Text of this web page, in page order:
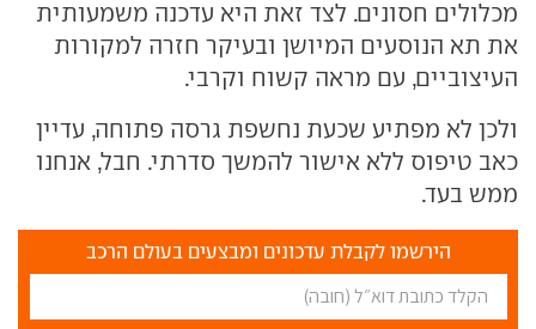
מכלולים חסונים. לצד זאת היא עדכנה משמעותית
את תא הנוסעים המיושן ובעיקר חזרה למקורות
העיצוביים, עם מראה קשוח וקרבי.
ולכן לא מפתיע שכעת נחשפת גרסה פתוחה, עדיין
כאב טיפוס ללא אישור להמשך סדרתי. חבל, אנחנו
ממש בעד.
הירשמו לקבלת עדכונים ומבצעים בעולם הרכב